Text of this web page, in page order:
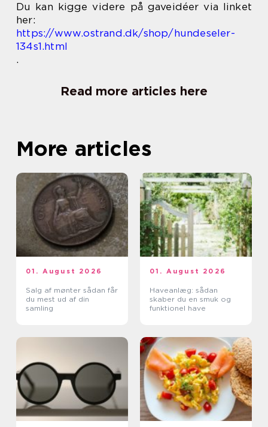
Du kan kigge videre på gaveidéer via linket
her:
https://www.ostrand.dk/shop/hundeseler-
134s1.html
.
Read more articles here
More articles
01. August 2026
Salg af mønter sådan får
du mest ud af din
samling
01. August 2026
Haveanlæg: sådan
skaber du en smuk og
funktionel have